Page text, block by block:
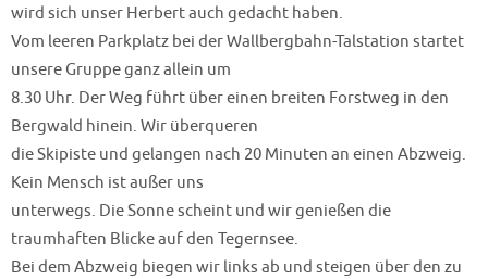
wird sich unser Herbert auch gedacht haben.
Vom leeren Parkplatz bei der Wallbergbahn-Talstation startet
unsere Gruppe ganz allein um
8.30 Uhr. Der Weg führt über einen breiten Forstweg in den
Bergwald hinein. Wir überqueren
die Skipiste und gelangen nach 20 Minuten an einen Abzweig.
Kein Mensch ist außer uns
unterwegs. Die Sonne scheint und wir genießen die
traumhaften Blicke auf den Tegernsee.
Bei dem Abzweig biegen wir links ab und steigen über den zu